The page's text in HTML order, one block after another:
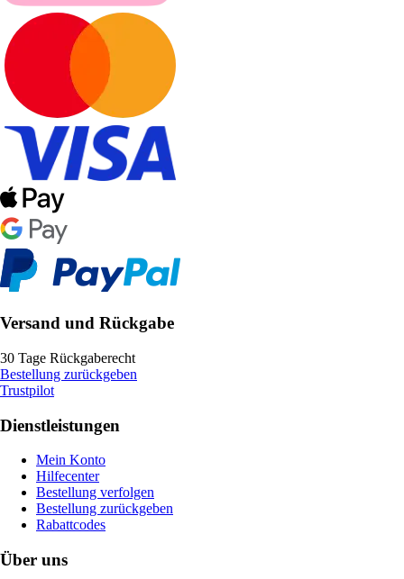
Versand und Rückgabe
30 Tage Rückgaberecht
Bestellung zurückgeben
Trustpilot
Dienstleistungen
Mein Konto
Hilfecenter
Bestellung verfolgen
Bestellung zurückgeben
Rabattcodes
Über uns